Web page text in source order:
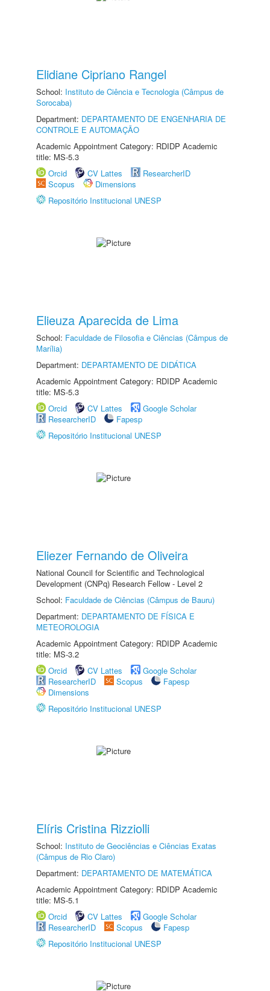
Elidiane Cipriano Rangel
School: Instituto de Ciência e Tecnologia (Câmpus de
Sorocaba)
Department: DEPARTAMENTO DE ENGENHARIA DE
CONTROLE E AUTOMAÇÃO
Academic Appointment Category: RDIDP Academic
title: MS-5.3
Orcid
CV Lattes
ResearcherID
Scopus
Dimensions
Repositório Institucional UNESP
Elieuza Aparecida de Lima
School: Faculdade de Filosofia e Ciências (Câmpus de
Marília)
Department: DEPARTAMENTO DE DIDÁTICA
Academic Appointment Category: RDIDP Academic
title: MS-5.3
Orcid
CV Lattes
Google Scholar
ResearcherID
Fapesp
Repositório Institucional UNESP
Eliezer Fernando de Oliveira
National Council for Scientific and Technological
Development (CNPq) Research Fellow - Level 2
School: Faculdade de Ciências (Câmpus de Bauru)
Department: DEPARTAMENTO DE FÍSICA E
METEOROLOGIA
Academic Appointment Category: RDIDP Academic
title: MS-3.2
Orcid
CV Lattes
Google Scholar
ResearcherID
Scopus
Fapesp
Dimensions
Repositório Institucional UNESP
Elíris Cristina Rizziolli
School: Instituto de Geociências e Ciências Exatas
(Câmpus de Rio Claro)
Department: DEPARTAMENTO DE MATEMÁTICA
Academic Appointment Category: RDIDP Academic
title: MS-5.1
Orcid
CV Lattes
Google Scholar
ResearcherID
Scopus
Fapesp
Repositório Institucional UNESP